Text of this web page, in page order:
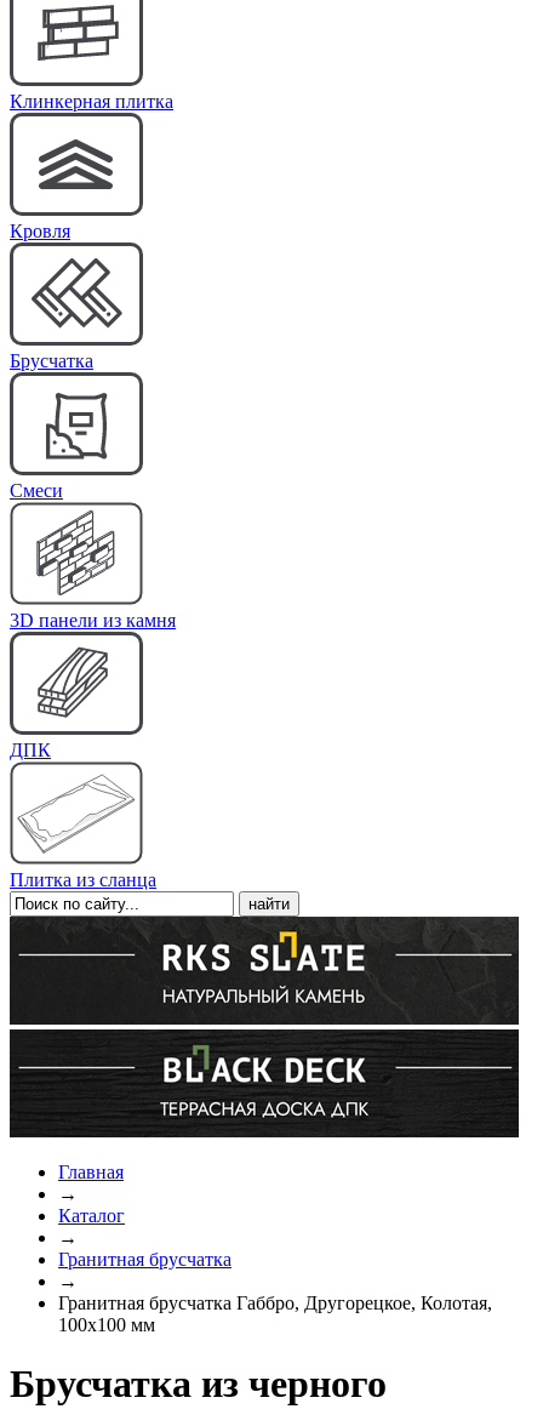
Клинкерная плитка
Кровля
Брусчатка
Cмеси
3D панели из камня
ДПК
Плитка из сланца
Главная
→
Каталог
→
Гранитная брусчатка
→
Гранитная брусчатка Габбро, Другорецкое, Колотая,
100x100 мм
Брусчатка из черного